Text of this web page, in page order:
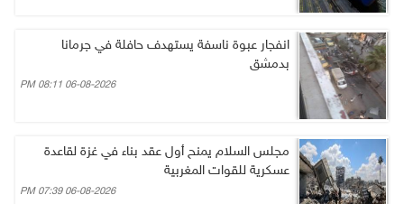
انفجار عبوة ناسفة يستهدف حافلة في جرمانا
بدمشق
06-08-2026 08:11 PM
مجلس السلام يمنح أول عقد بناء في غزة لقاعدة
عسكرية للقوات المغربية
06-08-2026 07:39 PM